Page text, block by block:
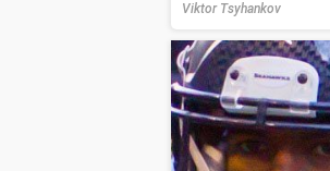
Viktor Tsyhankov